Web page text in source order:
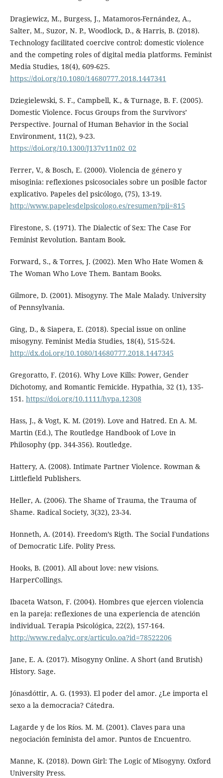
Dragiewicz, M., Burgess, J., Matamoros-Fernández, A.,
Salter, M., Suzor, N. P., Woodlock, D., & Harris, B. (2018).
Technology facilitated coercive control: domestic violence
and the competing roles of digital media platforms. Feminist
Media Studies, 18(4), 609-625.
https://doi.org/10.1080/14680777.2018.1447341
Dziegielewski, S. F., Campbell, K., & Turnage, B. F. (2005).
Domestic Violence. Focus Groups from the Survivors’
Perspective. Journal of Human Behavior in the Social
Environment, 11(2), 9-23.
https://doi.org/10.1300/J137v11n02_02
Ferrer, V., & Bosch, E. (2000). Violencia de género y
misoginia: reflexiones psicosociales sobre un posible factor
explicativo. Papeles del psicólogo, (75), 13-19.
http://www.papelesdelpsicologo.es/resumen?pii=815
Firestone, S. (1971). The Dialectic of Sex: The Case For
Feminist Revolution. Bantam Book.
Forward, S., & Torres, J. (2002). Men Who Hate Women &
The Woman Who Love Them. Bantam Books.
Gilmore, D. (2001). Misogyny. The Male Malady. University
of Pennsylvania.
Ging, D., & Siapera, E. (2018). Special issue on online
misogyny. Feminist Media Studies, 18(4), 515-524.
http://dx.doi.org/10.1080/14680777.2018.1447345
Gregoratto, F. (2016). Why Love Kills: Power, Gender
Dichotomy, and Romantic Femicide. Hypathia, 32 (1), 135-
151. https://doi.org/10.1111/hypa.12308
Hass, J., & Vogt, K. M. (2019). Love and Hatred. En A. M.
Martin (Ed.), The Routledge Handbook of Love in
Philosophy (pp. 344-356). Routledge.
Hattery, A. (2008). Intimate Partner Violence. Rowman &
Littlefield Publishers.
Heller, A. (2006). The Shame of Trauma, the Trauma of
Shame. Radical Society, 3(32), 23-34.
Honneth, A. (2014). Freedom’s Rigth. The Social Fundations
of Democratic Life. Polity Press.
Hooks, B. (2001). All about love: new visions.
HarperCollings.
Ibaceta Watson, F. (2004). Hombres que ejercen violencia
en la pareja: reflexiones de una experiencia de atención
individual. Terapia Psicológica, 22(2), 157-164.
http://www.redalyc.org/articulo.oa?id=78522206
Jane, E. A. (2017). Misogyny Online. A Short (and Brutish)
History. Sage.
Jónasdóttir, A. G. (1993). El poder del amor. ¿Le importa el
sexo a la democracia? Cátedra.
Lagarde y de los Ríos. M. M. (2001). Claves para una
negociación feminista del amor. Puntos de Encuentro.
Manne, K. (2018). Down Girl: The Logic of Misogyny. Oxford
University Press.